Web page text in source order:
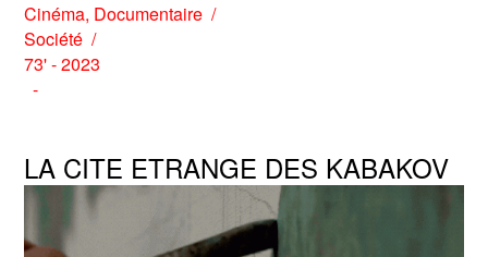
Cinéma, Documentaire
Société
73' - 2023
LA CITE ETRANGE DES KABAKOV